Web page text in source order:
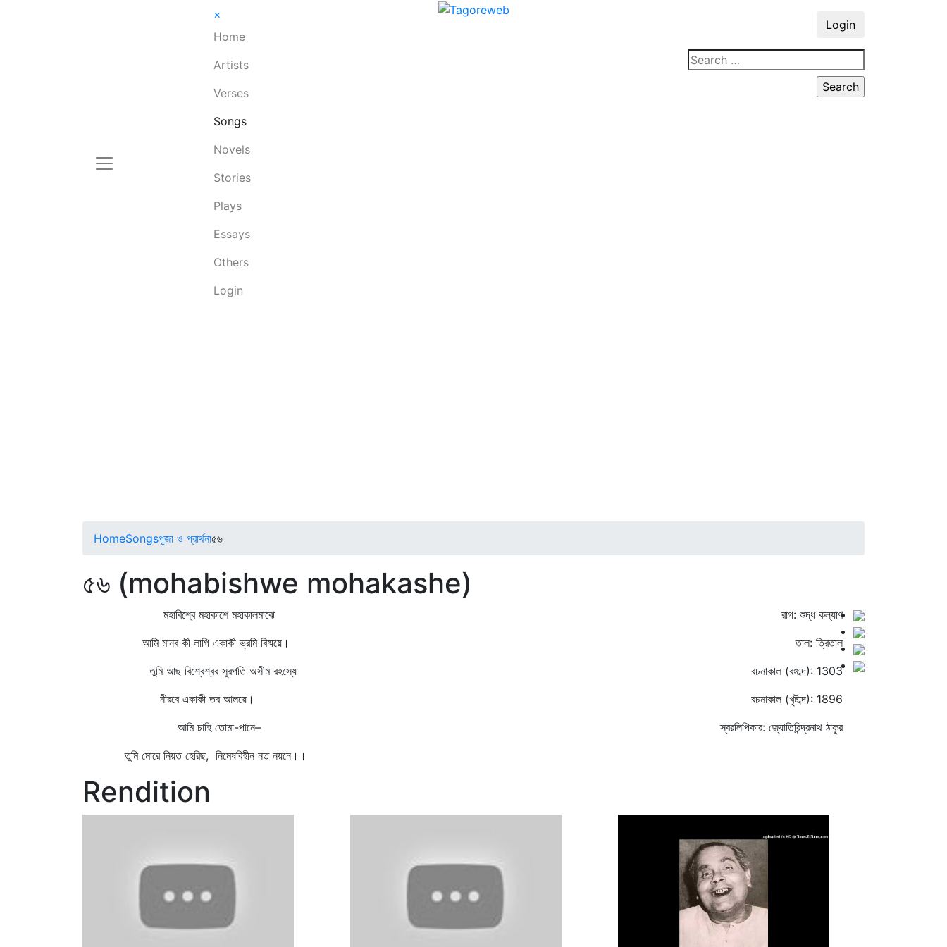
×
Home
Artists
Verses
Songs
Novels
Stories
Plays
Essays
Others
Login
Login
HomeSongsপূজা ও প্রার্থনা৫৬
৫৬ (mohabishwe mohakashe)
মহাবিশ্বে মহাকাশে মহাকালমাঝে
আমি মানব কী লাগি একাকী ভ্রমি বিষ্ময়ে।
তুমি আছ বিশ্বেশ্বর সুরপতি অসীম রহস্যে
নীরবে একাকী তব আলয়ে।
আমি চাহি তোমা-পানে–
তুমি মোরে নিয়ত হেরিছ, নিমেষবিহীন নত নয়নে।।
রাগ: শুদ্ধ কল্যাণ
তাল: ত্রিতাল
রচনাকাল (বঙ্গাব্দ): 1303
রচনাকাল (খৃষ্টাব্দ): 1896
স্বরলিপিকার: জ্যোতিরিন্দ্রনাথ ঠাকুর
Rendition